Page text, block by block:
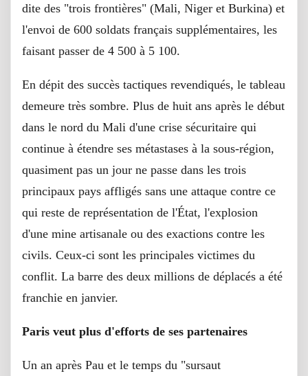
dite des "trois frontières" (Mali, Niger et Burkina) et
l'envoi de 600 soldats français supplémentaires, les
faisant passer de 4 500 à 5 100.
En dépit des succès tactiques revendiqués, le tableau
demeure très sombre. Plus de huit ans après le début
dans le nord du Mali d'une crise sécuritaire qui
continue à étendre ses métastases à la sous-région,
quasiment pas un jour ne passe dans les trois
principaux pays affligés sans une attaque contre ce
qui reste de représentation de l'État, l'explosion
d'une mine artisanale ou des exactions contre les
civils. Ceux-ci sont les principales victimes du
conflit. La barre des deux millions de déplacés a été
franchie en janvier.
Paris veut plus d'efforts de ses partenaires
Un an après Pau et le temps du "sursaut